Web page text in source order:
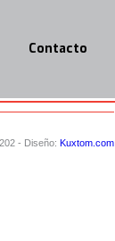
Contacto
- Diseño: Kuxtom.com